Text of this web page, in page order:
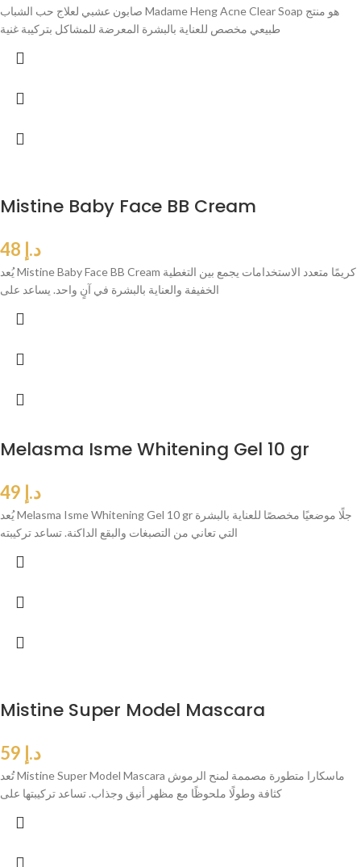
صابون عشبي لعلاج حب الشباب Madame Heng Acne Clear Soap هو منتج
طبيعي مخصص للعناية بالبشرة المعرضة للمشاكل بتركيبة غنية
Mistine Baby Face BB Cream
د.إ
يُعد Mistine Baby Face BB Cream كريمًا متعدد الاستخدامات يجمع بين التغطية
الخفيفة والعناية بالبشرة في آنٍ واحد. يساعد على
Melasma Isme Whitening Gel 10 gr
د.إ
يُعد Melasma Isme Whitening Gel 10 gr جلًا موضعيًا مخصصًا للعناية بالبشرة
التي تعاني من التصبغات والبقع الداكنة. تساعد تركيبته
Mistine Super Model Mascara
د.إ
تُعد Mistine Super Model Mascara ماسكارا متطورة مصممة لمنح الرموش
كثافة وطولًا ملحوظًا مع مظهر أنيق وجذاب. تساعد تركيبتها على